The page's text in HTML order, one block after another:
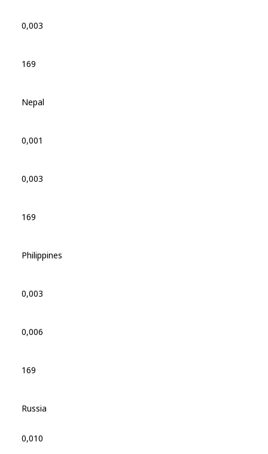
0,003
169
Nepal
0,001
0,003
169
Philippines
0,003
0,006
169
Russia
0,010